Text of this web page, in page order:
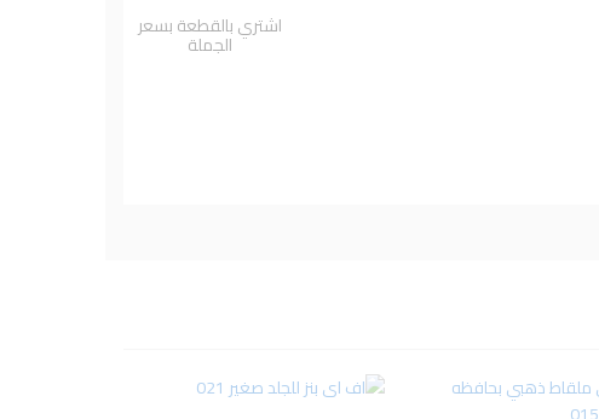
اشتري بالقطعة بسعر
الجملة
Avene
ANIVAGENE
Herbal Essences